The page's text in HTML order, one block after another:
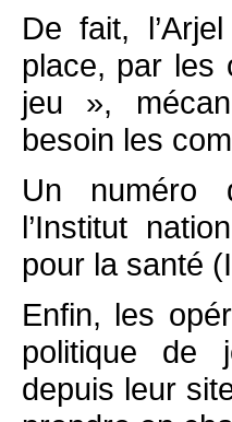
De fait,
place, par les
jeu »,
besoin les
Un numéro
l’Institut
pour la santé
Enfin, les
politique de
depuis leur